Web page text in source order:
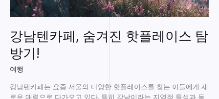
강남텐카페, 숨겨진 핫플레이스 탐
방기!
여행
강남텐카페는 요즘 서울의 다양한 핫플레이스를 찾는 이들에게 새
로운 매력으로 다가오고 있다. 특히 강남이라는 지역적 특성과 독